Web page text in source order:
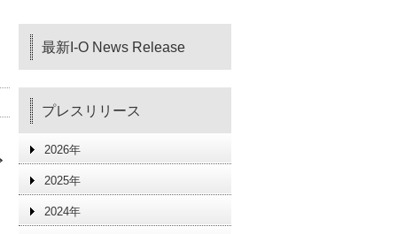
最新I-O News Release
プレスリリース
2026年
2025年
2024年